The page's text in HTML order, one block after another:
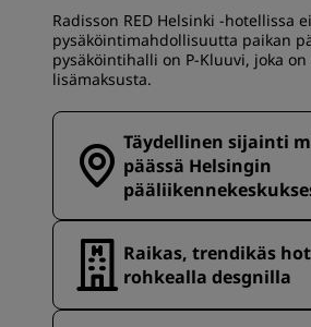
Radisson RED Helsinki -hotellissa
pysäköintimahdollisuutta paikan
pysäköintihalli on P-Kluuvi, joka on
lisämaksusta.
Täydellinen sijainti
päässä Helsingin
Raikas, trendikäs
rohkealla desgnilla